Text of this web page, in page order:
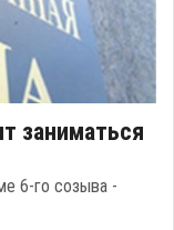
заниматься
6-го созыва -